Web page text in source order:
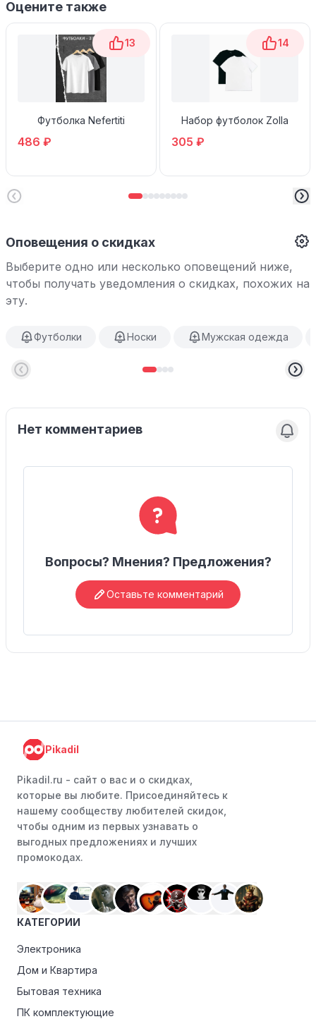
Оцените также
13
Футболка Nefertiti
486 ₽
14
Набор футболок Zolla
305 ₽
Оповещения о скидках
Выберите одно или несколько оповещений ниже,
чтобы получать уведомления о скидках, похожих на
эту.
Футболки Носки Мужская одежда
Нет комментариев
Вопросы? Мнения? Предложения?
Оставьте комментарий
Pikadil
Pikadil.ru - cайт о вас и о скидках,
которые вы любите. Присоединяйтесь к
нашему сообществу любителей скидок,
чтобы одним из первых узнавать о
выгодных предложениях и лучших
промокодах.
КАТЕГОРИИ
Электроника
Дом и Квартира
Бытовая техника
ПК комплектующие